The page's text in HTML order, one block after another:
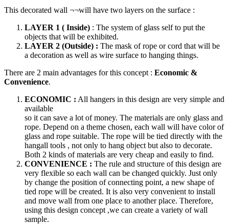
This decorated wall ¬¬will have two layers on the surface :
LAYER 1 ( Inside) : The system of glass self to put the
objects that will be exhibited.
LAYER 2 (Outside) : The mask of rope or cord that will be
a decoration as well as wire surface to hanging things.
There are 2 main advantages for this concept : Economic &
Convenience.
ECONOMIC : All hangers in this design are very simple and
available
so it can save a lot of money. The materials are only glass and
rope. Depend on a theme chosen, each wall will have color of
glass and rope suitable. The rope will be tied directly with the
hangall tools , not only to hang object but also to decorate.
Both 2 kinds of materials are very cheap and easily to find.
CONVENIENCE : The rule and structure of this design are
very flexible so each wall can be changed quickly. Just only
by change the position of connecting point, a new shape of
tied rope will be created. It is also very convenient to install
and move wall from one place to another place. Therefore,
using this design concept ,we can create a variety of wall
sample.